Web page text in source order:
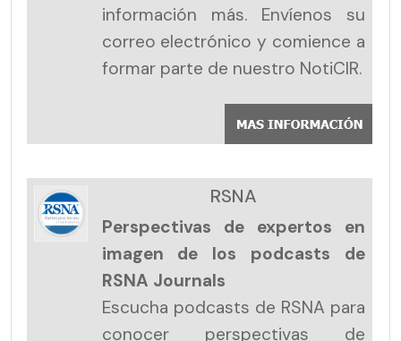
información más. Envíenos su
correo electrónico y comience a
formar parte de nuestro NotiCIR.
RSNA
Perspectivas de expertos en
imagen de los podcasts de
RSNA Journals
Escucha podcasts de RSNA para
conocer perspectivas de